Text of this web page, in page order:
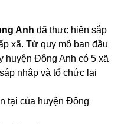
Anh đã thực hiện sắp
xã. Từ quy mô ban đầu
huyện Đông Anh có 5 xã
nhập và tổ chức lại
tại của huyện Đông